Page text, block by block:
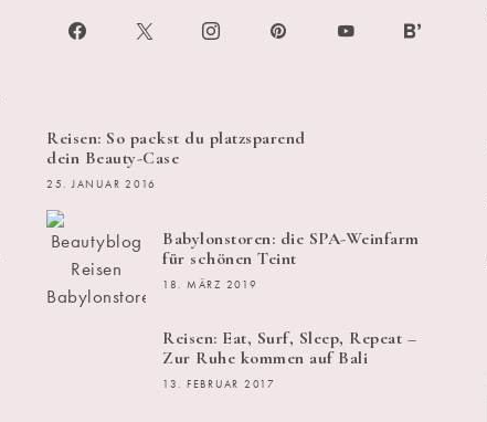
Reisen: So packst du platzsparend
dein Beauty-Case
25. JANUAR 2016
Babylonstoren: die SPA-Weinfarm
für schönen Teint
18. MÄRZ 2019
Reisen: Eat, Surf, Sleep, Repeat –
Zur Ruhe kommen auf Bali
13. FEBRUAR 2017